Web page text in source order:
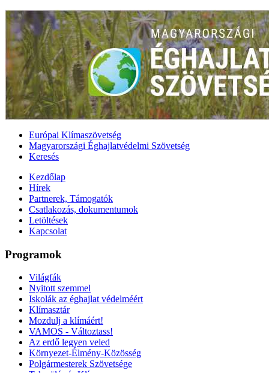
Európai Klímaszövetség
Magyarországi Éghajlatvédelmi Szövetség
Keresés
Kezdőlap
Hírek
Partnerek, Támogatók
Csatlakozás, dokumentumok
Letöltések
Kapcsolat
Programok
Világfák
Nyitott szemmel
Iskolák az éghajlat védelméért
Klímasztár
Mozdulj a klímáért!
VAMOS - Változtass!
Az erdő legyen veled
Környezet-Élmény-Közösség
Polgármesterek Szövetsége